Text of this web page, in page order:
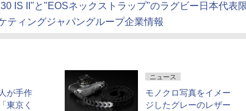
IS II"と"EOSネックストラップ"のラグビー日本代表
ティングジャパングループ企業情報
が手作
東京く
ニュース
モノクロ写真をイメー
ジしたグレーのレザー